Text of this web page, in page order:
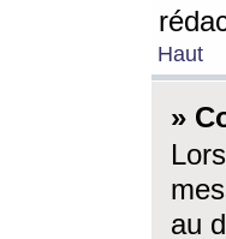
Haut
»
au